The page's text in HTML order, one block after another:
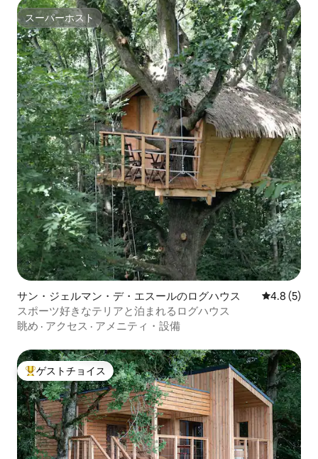
スーパーホスト
スーパーホスト
サン・ジェルマン・デ・エスールのログハウス レビュー5
4.8 (5)
スポーツ好きなテリアと泊まれるログハウス
眺め · アクセス · アメニティ・設備
大好評のゲストチョイスです。
ゲストチョイス